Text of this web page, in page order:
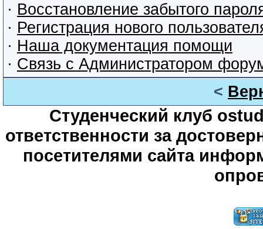
· Восстановление забытого
· Регистрация нового
· Наша документация помощи
· Связь с Администратором
<
Студенческий клуб
ответственности за
посетителями сайта